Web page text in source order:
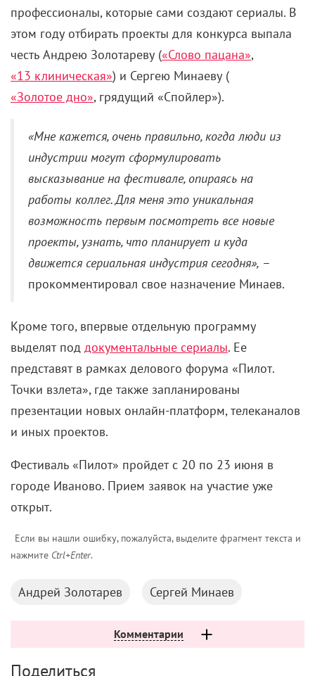
профессионалы, которые сами создают сериалы. В
этом году отбирать проекты для конкурса выпала
честь Андрею Золотареву («Слово пацана»,
«13 клиническая») и Сергею Минаеву (
«Золотое дно», грядущий «Спойлер»).
«Мне кажется, очень правильно, когда люди из
индустрии могут сформулировать
высказывание на фестивале, опираясь на
работы коллег. Для меня это уникальная
возможность первым посмотреть все новые
проекты, узнать, что планирует и куда
движется сериальная индустрия сегодня», –
прокомментировал свое назначение Минаев.
Кроме того, впервые отдельную программу
выделят под документальные сериалы. Ее
представят в рамках делового форума «Пилот.
Точки взлета», где также запланированы
презентации новых онлайн-платформ, телеканалов
и иных проектов.
Фестиваль «Пилот» пройдет с 20 по 23 июня в
городе Иваново. Прием заявок на участие уже
открыт.
Если вы нашли ошибку, пожалуйста, выделите фрагмент текста и
нажмите Ctrl+Enter.
Андрей Золотарев Сергей Минаев
Комментарии
Поделиться